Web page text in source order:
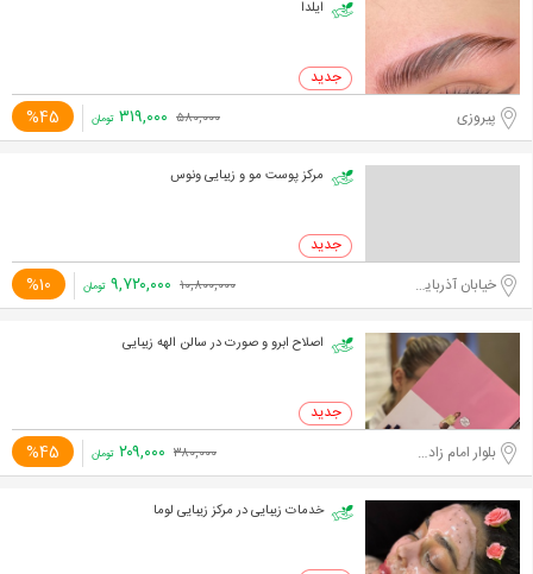
ایلدا
پیروزی %45 ۵۸۰,۰۰۰ ۳۱۹,۰۰۰ تومان
مرکز پوست مو و زیبایی ونوس
خیابان آذربایجان %10 ۱۰,۸۰۰,۰۰۰ ۹,۷۲۰,۰۰۰ تومان
اصلاح ابرو و صورت در سالن الهه زیبایی
بلوار امام زاده حسن %45 ۳۸۰,۰۰۰ ۲۰۹,۰۰۰ تومان
خدمات زیبایی در مرکز زیبایی لوما